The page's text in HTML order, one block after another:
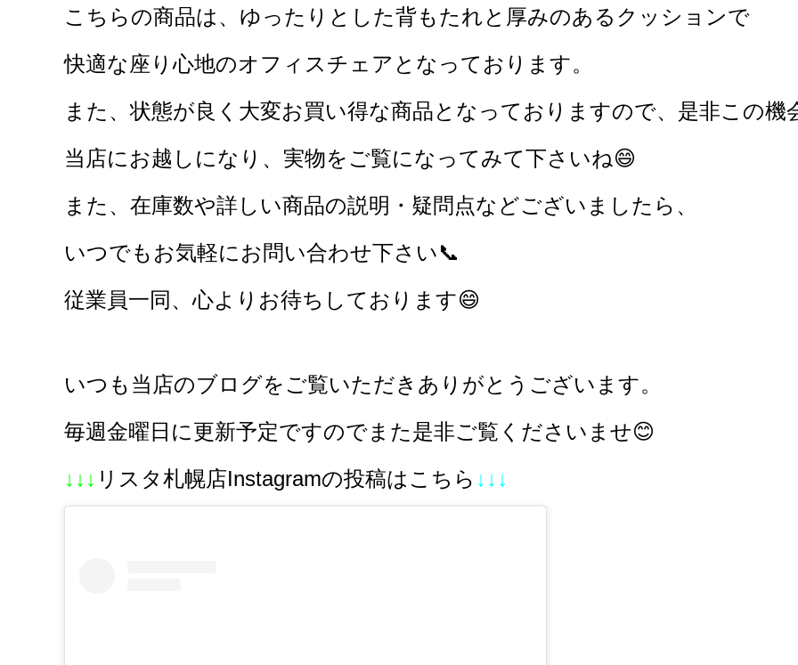
こちらの商品は、ゆったりとした背もたれと厚みのあるクッションで
快適な座り心地のオフィスチェアとなっております。
また、状態が良く大変お買い得な商品となっておりますので、是非この機
当店にお越しになり、 実物をご覧になってみて下さいね😄
また、在庫数や詳しい商品の説明・疑問点などございましたら、
いつでもお気軽にお問い合わせ下さい📞
従業員一同、心よりお待ちしております😄
いつも当店のブログをご覧いただきありがとうございます。
毎週金曜日に更新予定ですのでまた是非ご覧くださいませ😊
↓↓↓ リスタ札幌店Instagramの投稿はこちら ↓↓↓